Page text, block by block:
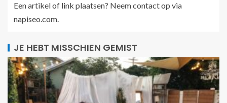
Een artikel of link plaatsen? Neem contact op via
napiseo.com.
JE HEBT MISSCHIEN GEMIST